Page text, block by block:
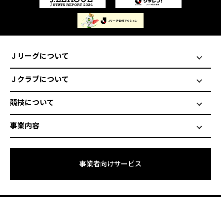
Ｊリーグについて
Ｊクラブについて
競技について
事業内容
事業者向けサービス